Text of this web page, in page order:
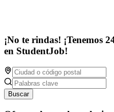
¡No te rindas! ¡Tenemos
en StudentJob!
Buscar